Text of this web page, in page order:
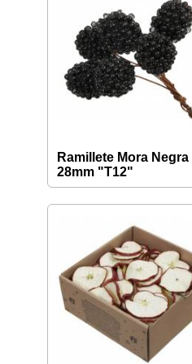
Ramillete Mora Negra
28mm "T12"